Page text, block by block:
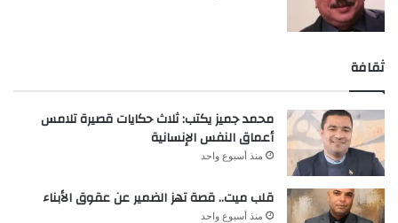
ثقافة
محمد جميز يكتب: ثلاث حكايات قصيرة تلامس
أعماق النفس الإنسانية
منذ أسبوع واحد
قلب ميت.. قصة تهز الضمير عن عقوق الأبناء
منذ أسبوع واحد